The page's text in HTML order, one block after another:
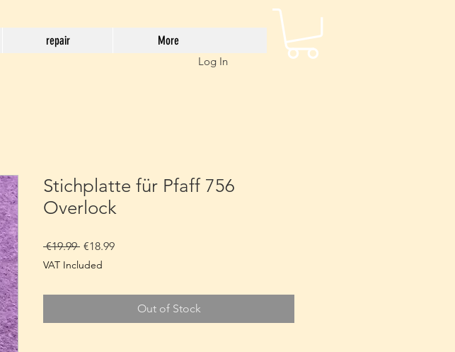
repair More
Log In
Stichplatte für Pfaff 756
Overlock
€19.99 Regular
Price
€18.99Sale
VAT Included
Out of Stock